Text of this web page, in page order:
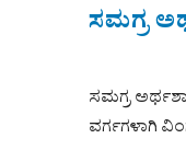
ಸಮಗ್ರ
ಸಮಗ್ರ
ವರ್ಗಗಳಾಗಿ